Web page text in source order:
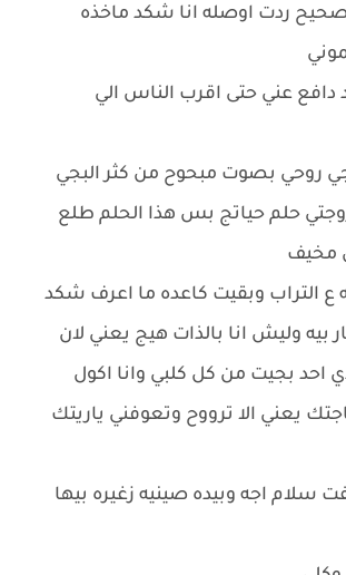
ردت اوصله انا شكد ماخذه
دافع عني حتى اقرب الناس الي
روحي بصوت مبحوح من كثر البجي
حلم حياتج بس هذا الحلم طلع
مخيف
ع التراب وبقيت كاعده ما اعرف شكد
بيه وليش انا بالذات هيج يعني لان
احد بجيت من كل كلبي وانا اكول
يعني الا ترووح وتعوفني ياريتك
سلام اجه وبيده صينيه زغيره بيها